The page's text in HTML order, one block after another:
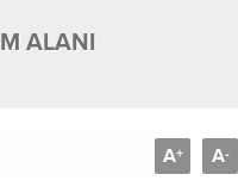
ALANI
A+ A-